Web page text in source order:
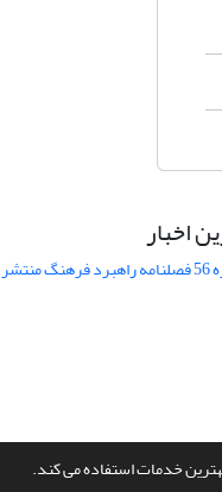
خدمات استفاده می کند.
اخبار
شد
ازسیناوب